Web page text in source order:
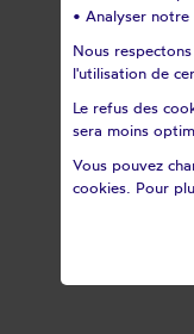
Avril-
Billy-
Bulcy
• Analyser
Nous
l'utilisation de
Le refus des
sera moins
Vous pouvez
cookies. Pour